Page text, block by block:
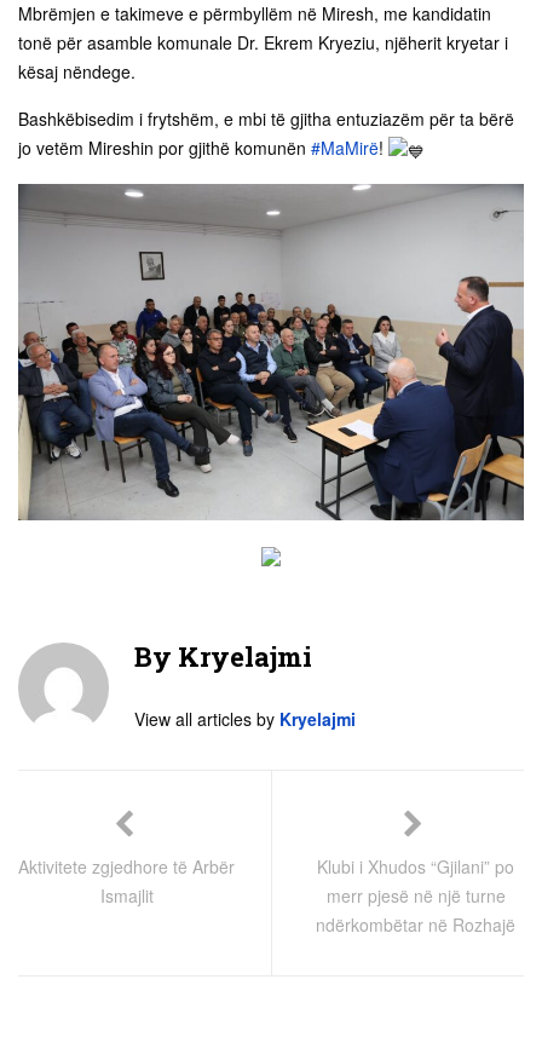
Mbrëmjen e takimeve e përmbyllëm në Miresh, me kandidatin
tonë për asamble komunale Dr. Ekrem Kryeziu, njëherit kryetar i
kësaj nëndege.
Bashkëbisedim i frytshëm, e mbi të gjitha entuziazëm për ta bërë
jo vetëm Mireshin por gjithë komunën #MaMirë!
By Kryelajmi
View all articles by Kryelajmi
Aktivitete zgjedhore të Arbër
Ismajlit
Klubi i Xhudos “Gjilani” po
merr pjesë në një turne
ndërkombëtar në Rozhajë